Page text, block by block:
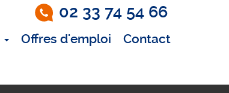
02 33 74 54 66
Offres d'emploi Contact